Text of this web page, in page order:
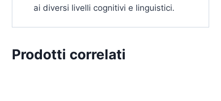
ai diversi livelli cognitivi e linguistici.
Prodotti correlati